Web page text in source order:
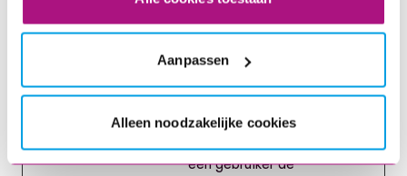
Aanpassen
Alleen noodzakelijke cookies
de bezoeker de
website gebruikt.
_ga_# Google
Verzamelt
gegevens over het
een gebruiker de
2 jaar